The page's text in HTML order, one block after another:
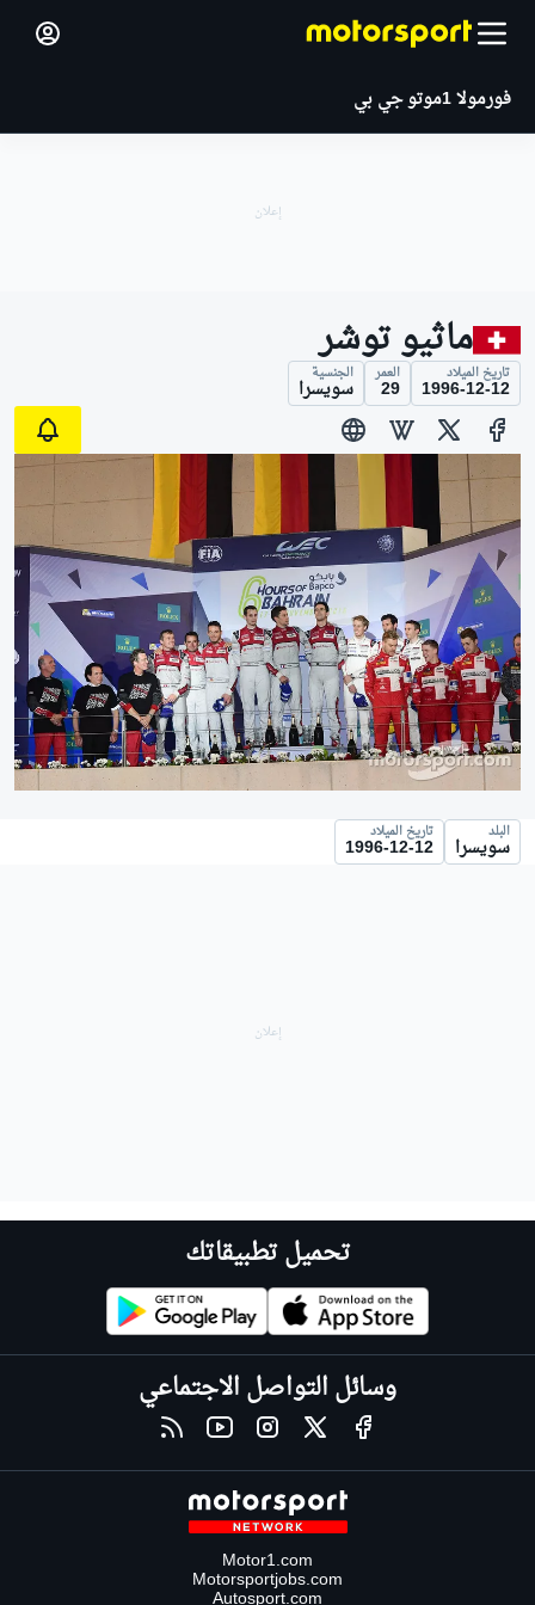
فورمولا 1 موتو جي بي
ماثيو توشر
تاريخ الميلاد
1996-12-12
العمر
29
الجنسية
سويسرا
البلد
سويسرا
تاريخ الميلاد
1996-12-12
تحميل تطبيقاتك
وسائل التواصل الاجتماعي
Motor1.com
Motorsportjobs.com